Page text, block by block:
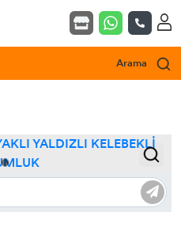
Arama